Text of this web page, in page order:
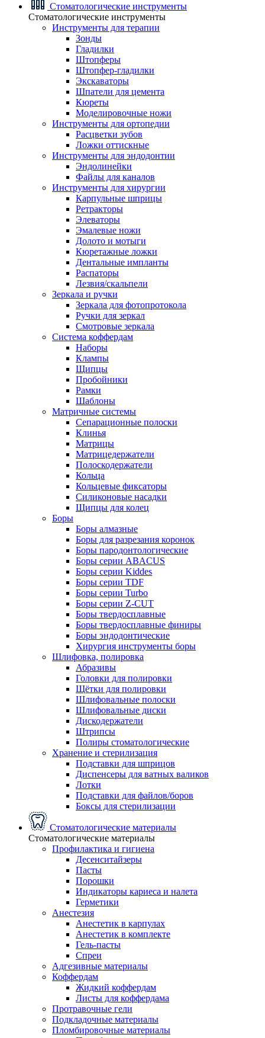
Стоматологические инструменты
Стоматологические инструменты
Инструменты для терапии
Зонды
Гладилки
Штопферы
Штопфер-гладилки
Экскаваторы
Шпатели для цемента
Кюреты
Моделировочные ножи
Инструменты для ортопедии
Расцветки зубов
Ложки оттискные
Инструменты для эндодонтии
Эндолинейки
Файлы для каналов
Инструменты для хирургии
Карпульные шприцы
Ретракторы
Элеваторы
Эмалевые ножи
Долото и мотыги
Кюретажные ложки
Дентальные импланты
Распаторы
Лезвия/скальпели
Зеркала и ручки
Зеркала для фотопротокола
Ручки для зеркал
Смотровые зеркала
Система коффердам
Наборы
Клампы
Щипцы
Пробойники
Рамки
Шаблоны
Матричные системы
Сепарационные полоски
Клинья
Матрицы
Матрицедержатели
Полоскодержатели
Кольца
Кольцевые фиксаторы
Силиконовые насадки
Щипцы для колец
Боры
Боры алмазные
Боры для разрезания коронок
Боры пародонтологические
Боры серии ABACUS
Боры серии Kiddes
Боры серии TDF
Боры серии Turbo
Боры серии Z-CUT
Боры твердосплавные
Боры твердосплавные финиры
Боры эндодонтические
Хирургия инструменты боры
Шлифовка, полировка
Абразивы
Головки для полировки
Щётки для полировки
Шлифовальные полоски
Шлифовальные диски
Дискодержатели
Штрипсы
Полиры стоматологические
Хранение и стерилизация
Подставки для шприцов
Диспенсеры для ватных валиков
Лотки
Подставки для файлов/боров
Боксы для стерилизации
Стоматологические материалы
Стоматологические материалы
Профилактика и гигиена
Десенситайзеры
Пасты
Порошки
Индикаторы кариеса и налета
Герметики
Анестезия
Анестетик в карпулах
Анестетик в комплекте
Гель-пасты
Спреи
Адгезивные материалы
Коффердам
Жидкий коффердам
Листы для коффердама
Протравочные гели
Подкладочные материалы
Пломбировочные материалы